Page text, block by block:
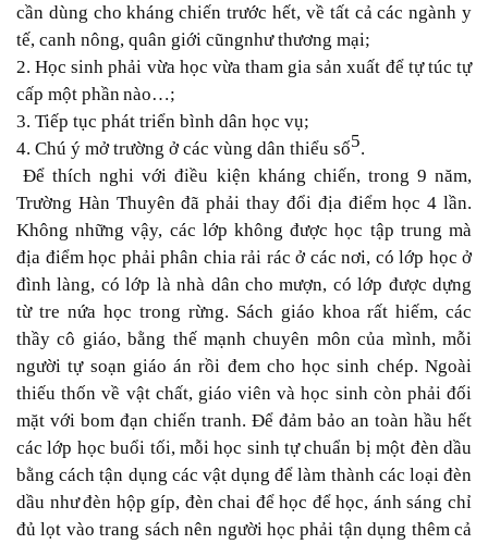
cần dùng cho kháng chiến trước hết, về tất cả các ngành y
tế, canh nông, quân giới cũngnhư thương mại;
2. Học sinh phải vừa học vừa tham gia sản xuất để tự túc tự
cấp một phần nào…;
3. Tiếp tục phát triển bình dân học vụ;
4. Chú ý mở trường ở các vùng dân thiểu số5.
Để thích nghi với điều kiện kháng chiến, trong 9 năm,
Trường Hàn Thuyên đãphảithay đổi địa điểm học 4 lần.
Không những vậy, các lớp không được học tập trung mà
địa điểm học phải phân chia rải rác ở các nơi, có lớp học ở
đình làng, có lớp là nhà dân cho mượn, có lớp được dựng
từ tre nứa học trong rừng. Sách giáo khoa rất hiếm, các
thầy cô giáo, bằng thế mạnh chuyên môn của mình, mỗi
người tự soạn giáo án rồi đem cho học sinh chép. Ngoài
thiếu thốn về vật chất, giáo viên và học sinh còn phải đối
mặt với bom đạn chiến tranh. Để đảm bảo an toàn hầu hết
các lớp học buổi tối, mỗi học sinh tự chuẩn bị một đèn dầu
bằng cách tận dụng các vật dụng để làm thành các loại đèn
dầu nhưđèn hộp gíp, đèn chai để học để học, ánh sáng chỉ
đủ lọt vào trang sách nên người học phải tận dụng thêm cả